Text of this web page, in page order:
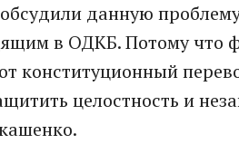
данную
в ОДКБ. Потому что
конституционный
целостность и